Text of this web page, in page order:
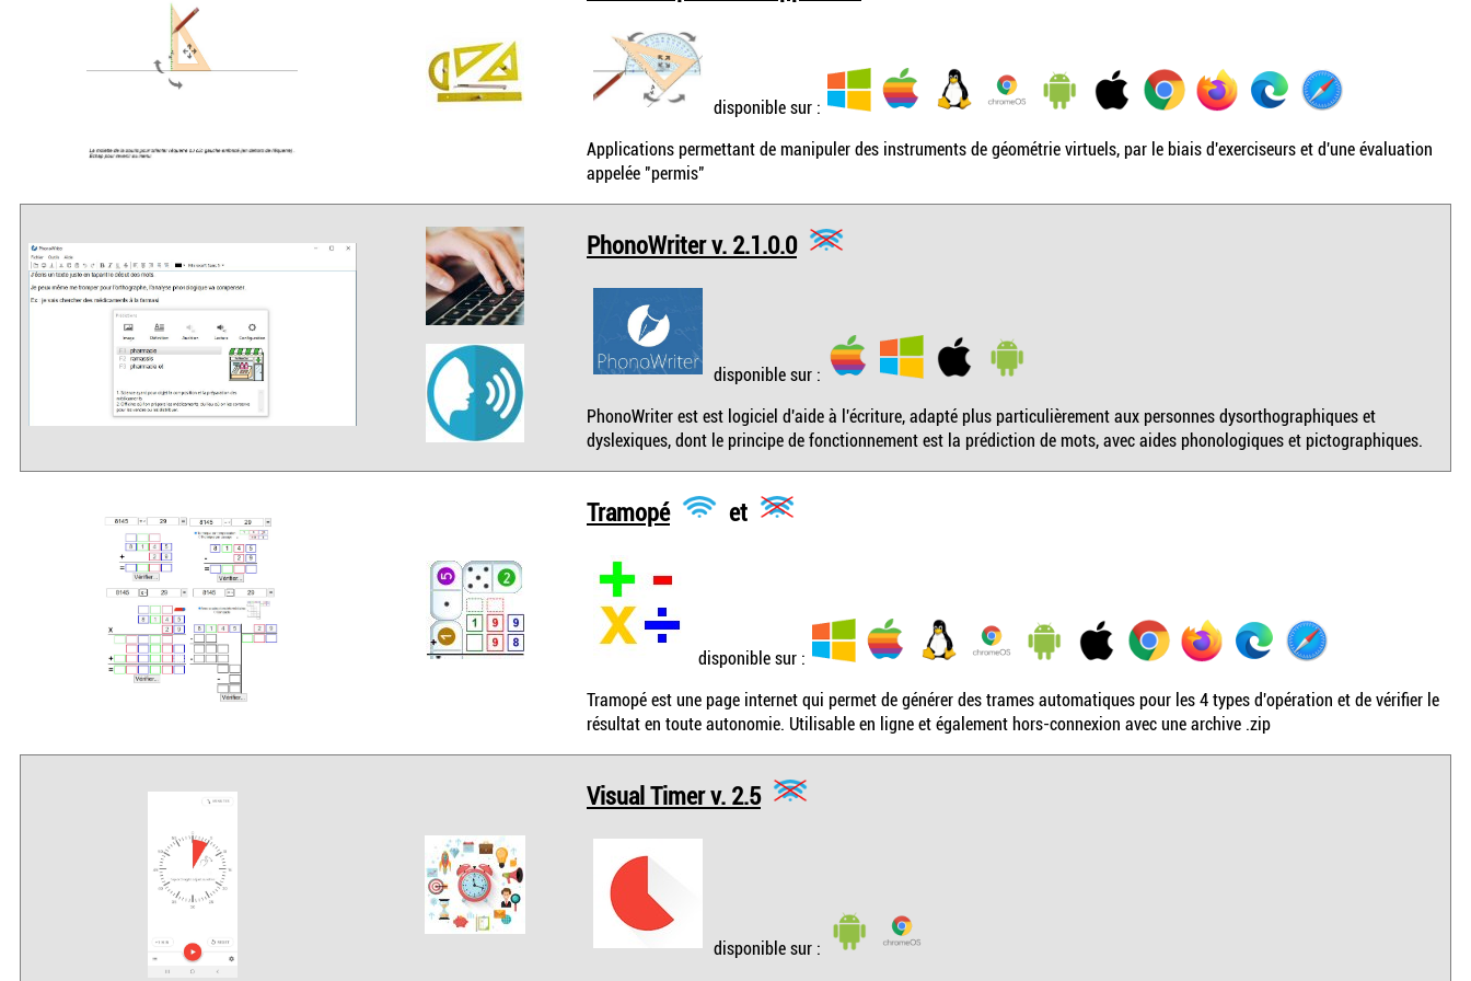
disponible sur :
Applications permettant de manipuler des instruments de géométrie virtuels, par le biais d'exerciseurs et d'une évaluation
appelée "permis"
PhonoWriter v. 2.1.0.0
disponible sur :
PhonoWriter est est logiciel d'aide à l'écriture, adapté plus particulièrement aux personnes dysorthographiques et
dyslexiques, dont le principe de fonctionnement est la prédiction de mots, avec aides phonologiques et pictographiques.
Tramopé et
disponible sur :
Tramopé est une page internet qui permet de générer des trames automatiques pour les 4 types d'opération et de vérifier le
résultat en toute autonomie. Utilisable en ligne et également hors-connexion avec une archive .zip
Visual Timer v. 2.5
disponible sur :